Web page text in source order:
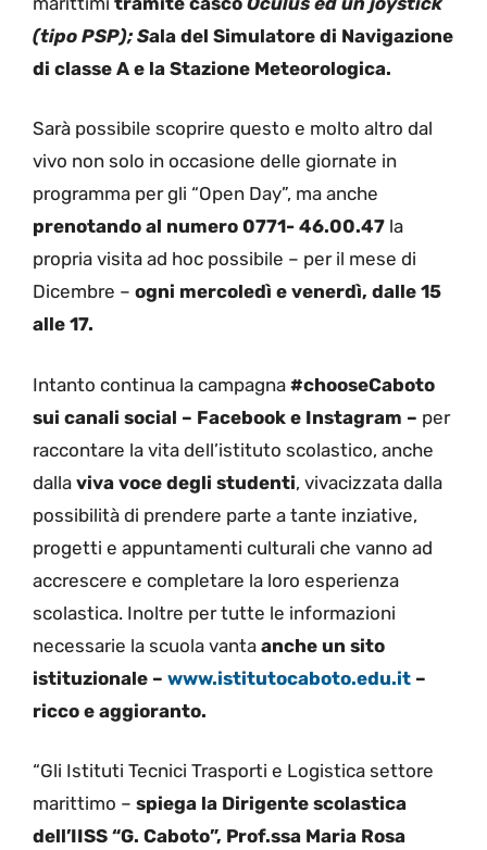
(tipo PSP); Sala del Simulatore di Navigazione
di classe A e la Stazione Meteorologica.
Sarà possibile scoprire questo e molto altro dal
vivo non solo in occasione delle giornate in
programma per gli “Open Day”, ma anche
prenotando al numero 0771- 46.00.47 la
propria visita ad hoc possibile – per il mese di
Dicembre – ogni mercoledì e venerdì, dalle 15
alle 17.
Intanto continua la campagna #chooseCaboto
sui canali social – Facebook e Instagram – per
raccontare la vita dell’istituto scolastico, anche
dalla viva voce degli studenti, vivacizzata dalla
possibilità di prendere parte a tante inziative,
progetti e appuntamenti culturali che vanno ad
accrescere e completare la loro esperienza
scolastica. Inoltre per tutte le informazioni
necessarie la scuola vanta anche un sito
istituzionale – www.istitutocaboto.edu.it –
ricco e aggioranto.
“Gli Istituti Tecnici Trasporti e Logistica settore
marittimo – spiega la Dirigente scolastica
dell’IISS “G. Caboto”, Prof.ssa Maria Rosa